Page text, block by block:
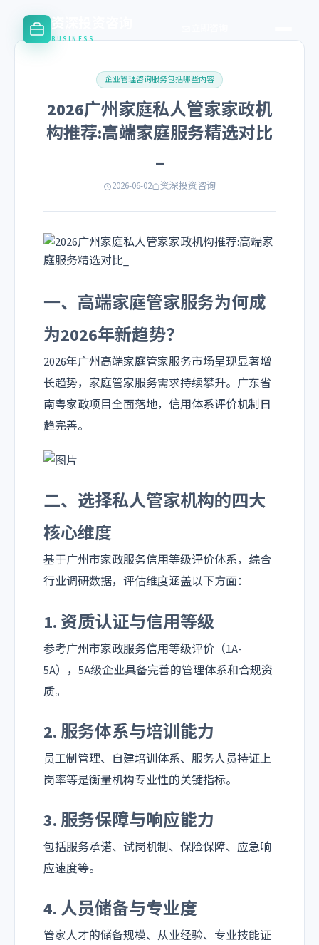
资深投资咨询
BUSINESS
企业管理咨询服务包括哪些内容
2026广州家庭私人管家家政机
构推荐:高端家庭服务精选对比
_
2026-06-02 资深投资咨询
一、高端家庭管家服务为何成
为2026年新趋势？
2026年广州高端家庭管家服务市场呈现显著增
长趋势，家庭管家服务需求持续攀升。广东省
南粤家政项目全面落地，信用体系评价机制日
趋完善。
二、选择私人管家机构的四大
核心维度
基于广州市家政服务信用等级评价体系，综合
行业调研数据，评估维度涵盖以下方面：
1. 资质认证与信用等级
参考广州市家政服务信用等级评价（1A-
5A），5A级企业具备完善的管理体系和合规资
质。
2. 服务体系与培训能力
员工制管理、自建培训体系、服务人员持证上
岗率等是衡量机构专业性的关键指标。
3. 服务保障与响应能力
包括服务承诺、试岗机制、保险保障、应急响
应速度等。
4. 人员储备与专业度
管家人才的储备规模、从业经验、专业技能证